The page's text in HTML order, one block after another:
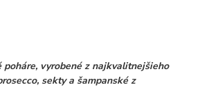
poháre, vyrobené z najkvalitnejšieho
sekty a šampanské z